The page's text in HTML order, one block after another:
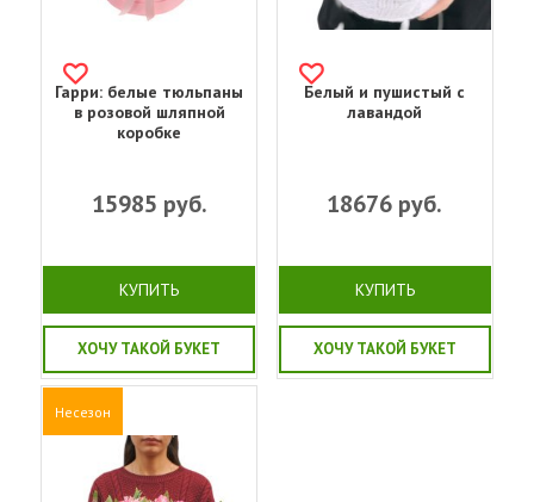
Гарри: белые тюльпаны
в розовой шляпной
коробке
15985 руб.
КУПИТЬ
ХОЧУ ТАКОЙ БУКЕТ
Белый и пушистый с
лавандой
18676 руб.
КУПИТЬ
ХОЧУ ТАКОЙ БУКЕТ
Несезон